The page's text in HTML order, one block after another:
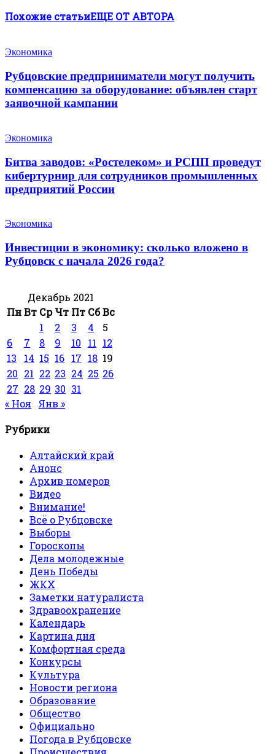
Похожие статьиЕЩЕ ОТ АВТОРА
Экономика
Рубцовские предприниматели могут получить
компенсацию за оборудование: объявлен старт
заявочной кампании
Экономика
Битва заводов: «Ростелеком» и РСПП проведут
кибертурнир для сотрудников промышленных
предприятий России
Экономика
Инвестиции в экономику: сколько вложено в
Рубцовск с начала 2026 года?
Декабрь 2021
ПнВт Ср Чт Пт СбВс
1
2 3 4
5
6
7 8 9 10 11
12
13
14 15 16 17 18 19
20 21 22 23 24 25 26
27 28 29 30 31
« Ноя
Янв »
Рубрики
Алтайский край
Анонс
Архив номеров
Видео
Внимание!
Всё о Рубцовске
Выборы
Гороскопы
Дела молодежные
День Победы
ЖКХ
Заметки натуралиста
Здравоохранение
Календарь
Картина дня
Комфортная среда
Конкурсы
Культура
Новости региона
Образование
Общество
Официально
Погода в Рубцовске